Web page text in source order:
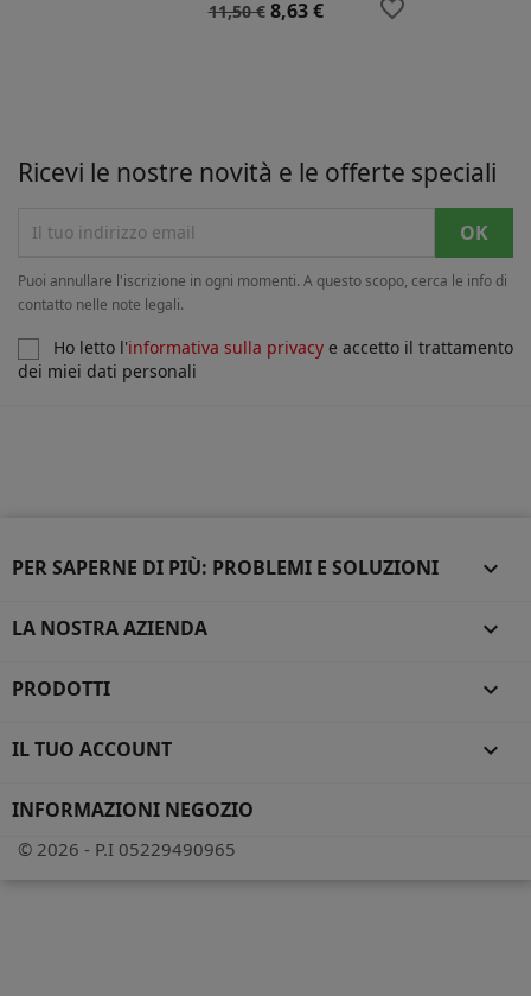
Prezzo
11,50 € Prezzo
8,63 € favorite_border
Ricevi le nostre novità e le offerte speciali
Puoi annullare l'iscrizione in ogni momenti. A questo scopo, cerca le info di
contatto nelle note legali.
Ho letto l'informativa sulla privacy e accetto il trattamento
dei miei dati personali
PER SAPERNE DI PIÙ: PROBLEMI E SOLUZIONI 
LA NOSTRA AZIENDA 
PRODOTTI 
IL TUO ACCOUNT 
INFORMAZIONI NEGOZIO
© 2026 - P.I 05229490965